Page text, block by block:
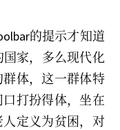
的提示才知道
家，多么现代化
体，这一群体特
打扮得体，坐在
定义为贫困，对